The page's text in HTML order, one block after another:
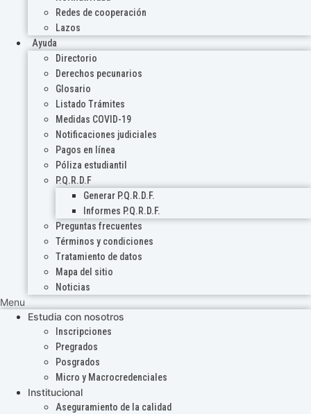
Redes de cooperación
Lazos
Ayuda
Directorio
Derechos pecunarios
Glosario
Listado Trámites
Medidas COVID-19
Notificaciones judiciales
Pagos en línea
Póliza estudiantil
P.Q.R.D.F
Generar P.Q.R.D.F.
Informes P.Q.R.D.F.
Preguntas frecuentes
Términos y condiciones
Tratamiento de datos
Mapa del sitio
Noticias
Menu
Estudia con nosotros
Inscripciones
Pregrados
Posgrados
Micro y Macrocredenciales
Institucional
Aseguramiento de la calidad